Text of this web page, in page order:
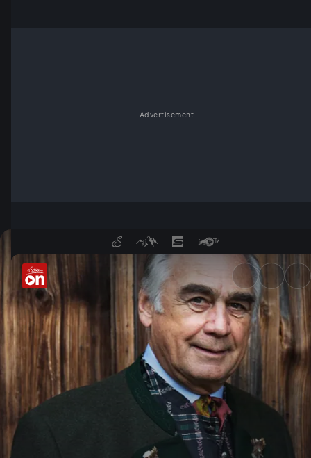
Advertisement
Bertls Reisebegegnungen -